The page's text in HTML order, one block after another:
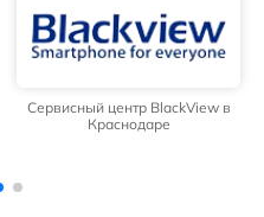
Сервисный центр BlackView в
Краснодаре